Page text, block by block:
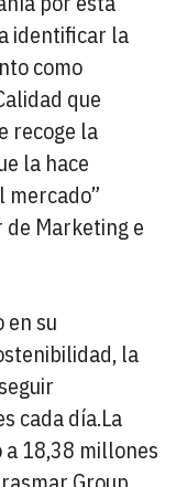
identificar la
como
que
recoge la
la hace
Marketing e
en su
la
cada día.La
a 18,38 millones